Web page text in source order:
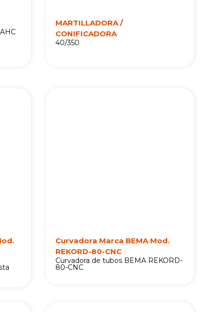
MARTILLADORA /
CONIFICADORA
40/350
Curvadora Marca BEMA Mod.
REKORD-80-CNC
Curvadora de tubos BEMA REKORD-
80-CNC